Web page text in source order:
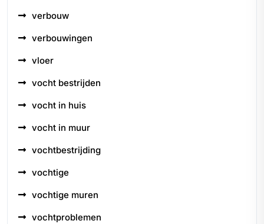
verbouw
verbouwingen
vloer
vocht bestrijden
vocht in huis
vocht in muur
vochtbestrijding
vochtige
vochtige muren
vochtproblemen